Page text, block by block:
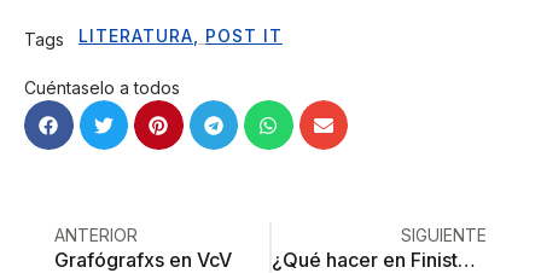
Tags LITERATURA, POST IT
Cuéntaselo a todos
ANTERIOR
Grafógrafxs en VcV
SIGUIENTE
¿Qué hacer en Finisterre?